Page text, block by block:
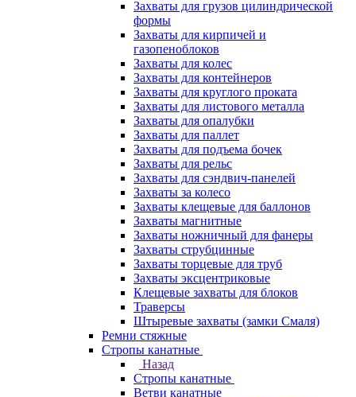
Захваты для грузов цилиндрической
формы
Захваты для кирпичей и
газопеноблоков
Захваты для колес
Захваты для контейнеров
Захваты для круглого проката
Захваты для листового металла
Захваты для опалубки
Захваты для паллет
Захваты для подъема бочек
Захваты для рельс
Захваты для сэндвич-панелей
Захваты за колесо
Захваты клещевые для баллонов
Захваты магнитные
Захваты ножничный для фанеры
Захваты струбцинные
Захваты торцевые для труб
Захваты эксцентриковые
Клещевые захваты для блоков
Траверсы
Штыревые захваты (замки Смаля)
Ремни стяжные
Стропы канатные
Назад
Стропы канатные
Ветви канатные